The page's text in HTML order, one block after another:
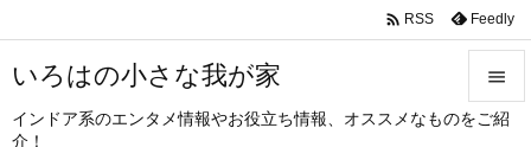
いろはの小さな我が家
インドア系のエンタメ情報やお役立ち情報、オススメなものをご紹
介！


 RSS Feedly